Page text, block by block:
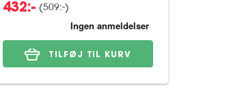
432:- (509:-)
TILFØJ TIL KURV